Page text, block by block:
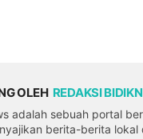
OLEH REDAKSI
adalah sebuah portal
berita-berita lokal